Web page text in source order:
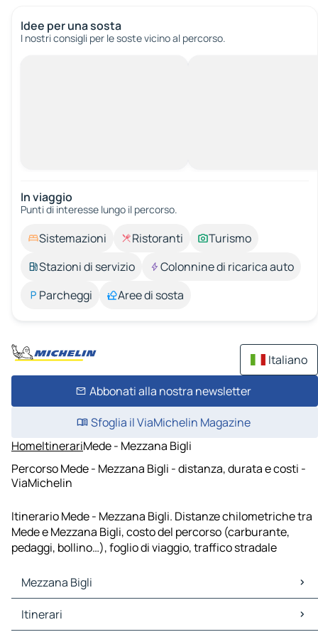
Idee per una sosta
I nostri consigli per le soste vicino al percorso.
In viaggio
Punti di interesse lungo il percorso.
Sistemazioni Ristoranti
Turismo
Stazioni di servizio
Colonnine di ricarica auto
Parcheggi
Aree di sosta
Italiano
Abbonati alla nostra newsletter
Sfoglia il ViaMichelin Magazine
HomeItinerariMede - Mezzana Bigli
Percorso Mede - Mezzana Bigli - distanza, durata e costi -
ViaMichelin
Itinerario Mede - Mezzana Bigli. Distanze chilometriche tra
Mede e Mezzana Bigli, costo del percorso (carburante,
pedaggi, bollino…), foglio di viaggio, traffico stradale
Mezzana Bigli
Mezzana Bigli Mappe Piantine
Mezzana Bigli Traffico
Itinerari